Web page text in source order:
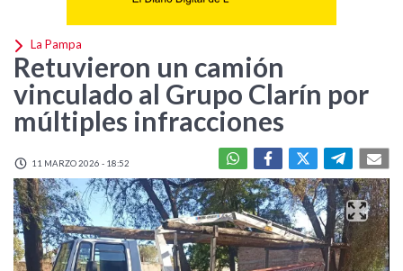
La Pampa
Retuvieron un camión
vinculado al Grupo Clarín por
múltiples infracciones
11 MARZO 2026 - 18:52